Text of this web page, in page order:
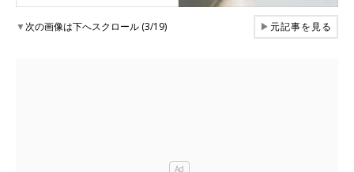
▼次の画像は下へスクロール (3/19) ▶元記事を見る